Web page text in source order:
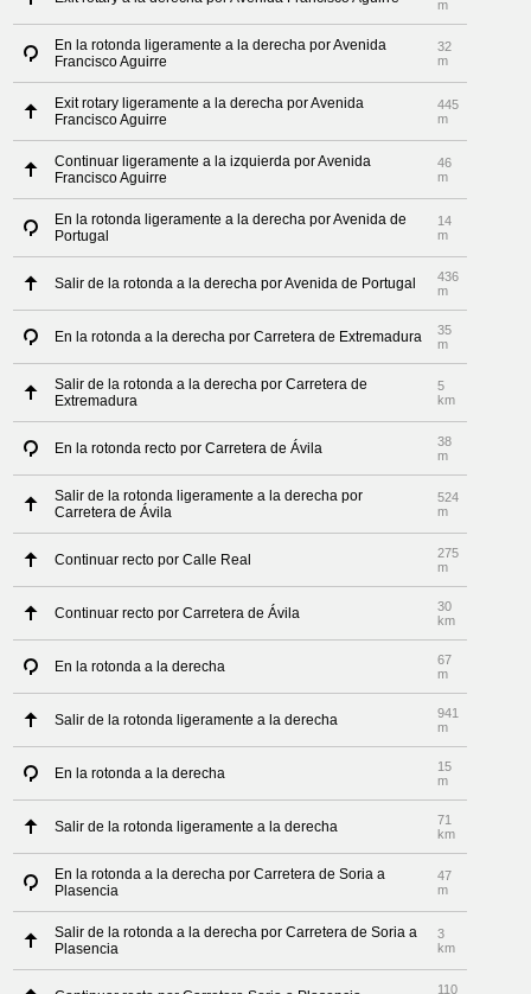
m
En la rotonda ligeramente a la derecha por Avenida
Francisco Aguirre
32
m
Exit rotary ligeramente a la derecha por Avenida
Francisco Aguirre
445
m
Continuar ligeramente a la izquierda por Avenida
Francisco Aguirre
46
m
En la rotonda ligeramente a la derecha por Avenida de
Portugal
14
m
Salir de la rotonda a la derecha por Avenida de Portugal
436
m
En la rotonda a la derecha por Carretera de Extremadura
35
m
Salir de la rotonda a la derecha por Carretera de
Extremadura
5
km
En la rotonda recto por Carretera de Ávila
38
m
Salir de la rotonda ligeramente a la derecha por
Carretera de Ávila
524
m
Continuar recto por Calle Real
275
m
Continuar recto por Carretera de Ávila
30
km
En la rotonda a la derecha
67
m
Salir de la rotonda ligeramente a la derecha
941
m
En la rotonda a la derecha
15
m
Salir de la rotonda ligeramente a la derecha
71
km
En la rotonda a la derecha por Carretera de Soria a
Plasencia
47
m
Salir de la rotonda a la derecha por Carretera de Soria a
Plasencia
3
km
110